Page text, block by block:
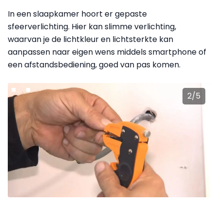
In een slaapkamer hoort er gepaste
sfeerverlichting. Hier kan slimme verlichting,
waarvan je de lichtkleur en lichtsterkte kan
aanpassen naar eigen wens middels smartphone of
een afstandsbediening, goed van pas komen.
2/5